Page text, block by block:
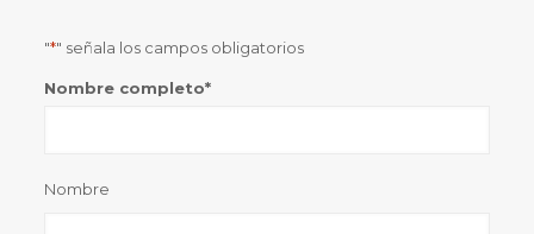
"*" señala los campos obligatorios
Nombre completo*
Nombre